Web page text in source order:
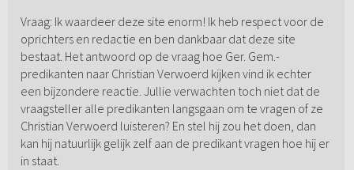
Vraag: Ik waardeer deze site enorm! Ik heb respect voor de
oprichters en redactie en ben dankbaar dat deze site
bestaat. Het antwoord op de vraag hoe Ger. Gem.-
predikanten naar Christian Verwoerd kijken vind ik echter
een bijzondere reactie. Jullie verwachten toch niet dat de
vraagsteller alle predikanten langsgaan om te vragen of ze
Christian Verwoerd luisteren? En stel hij zou het doen, dan
kan hij natuurlijk gelijk zelf aan de predikant vragen hoe hij er
in staat.